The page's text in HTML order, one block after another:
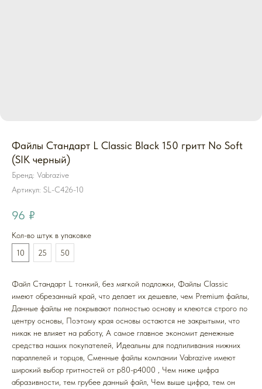
Файлы Стандарт L Classic Black 150 гритт No Soft
(SIK черный)
Бренд: Vabrazive
Артикул: SL-C426-10
96 ₽
Кол-во штук в упаковке
10
25 50
Файл Стандарт L тонкий, без мягкой подложки, Файлы Classic
имеют обрезанный край, что делает их дешевле, чем Premium файлы,
Данные файлы не покрывают полностью основу и клеются строго по
центру основы, Поэтому края основы остаются не закрытыми, что
никак не влияет на работу, А самое главное экономит денежные
средства наших покупателей, Идеальны для подпиливания нижних
параллелей и торцов, Cменные файлы компании Vabrazive имеют
широкий выбор гритностей от р80-р4000 , Чем ниже цифра
абразивности, тем грубее данный файл, Чем выше цифра, тем он